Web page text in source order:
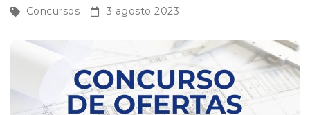
Concursos 3 agosto 2023